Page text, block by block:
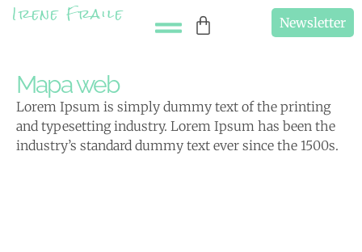
Irene Fraile Newsletter
Mapa web
Lorem Ipsum is simply dummy text of the printing
and typesetting industry. Lorem Ipsum has been the
industry’s standard dummy text ever since the 1500s.